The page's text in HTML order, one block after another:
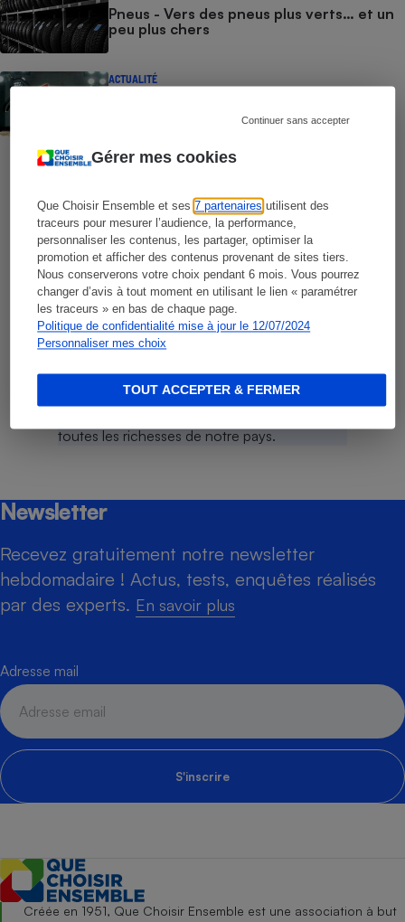
Gérer mes cookies
Que Choisir Ensemble et ses7 partenaires utilisent des
traceurs pour mesurer l’audience, la performance,
personnaliser les contenus, les partager, optimiser la
promotion et afficher des contenus provenant de sites tiers.
Nous conserverons votre choix pendant 6 mois. Vous pourrez
changer d’avis à tout moment en utilisant le lien « paramétrer
les traceurs » en bas de chaque page.
Politique de confidentialité mise à jour le 12/07/2024
Personnaliser mes choix
Continuer sans accepter
TOUT ACCEPTER & FERMER
Pneus - Vers des pneus plus verts… et un
peu plus chers
ACTUALITÉ
révélés par notre test
Vite !
Découvrez cet ouvrage
Un guide touristique,pour profiter de
toutes les richesses de notre pays
Newsletter
Recevez gratuitement notre newsletter
hebdomadaire ! Actus, tests, enquêtes réalisés
par des experts. En savoir plus
Adresse mail
S'inscrire
Robot ménager
Créée en 1951, Que Choisir Ensemble est une association à but